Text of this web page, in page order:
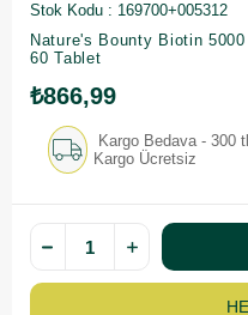
Stok Kodu
169700+005312
Nature's Bounty Biotin
60 Tablet
₺866,99
Kargo Bedava - 300
Kargo Ücretsiz